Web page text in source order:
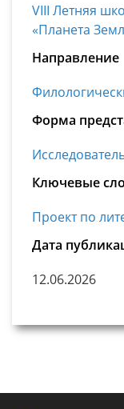
VIII Летняя
«Планета
Направление
Форма
Ключевые
Проект по
Дата
12.06.2026